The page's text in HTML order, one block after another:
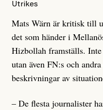
Utrikes
Mats Wärn är kritisk till
det som händer i
Hizbollah framställs.
utan även FN:s och
beskrivningar av
– De flesta journalister